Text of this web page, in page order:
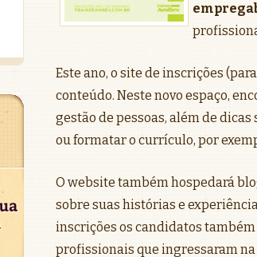
Este ano, o site de inscrições
conteúdo. Neste novo espaço,
gestão de pessoas, além de
ou formatar o currículo, por
O website também hospedará
sobre suas histórias e
inscrições os candidatos
profissionais que ingressaram